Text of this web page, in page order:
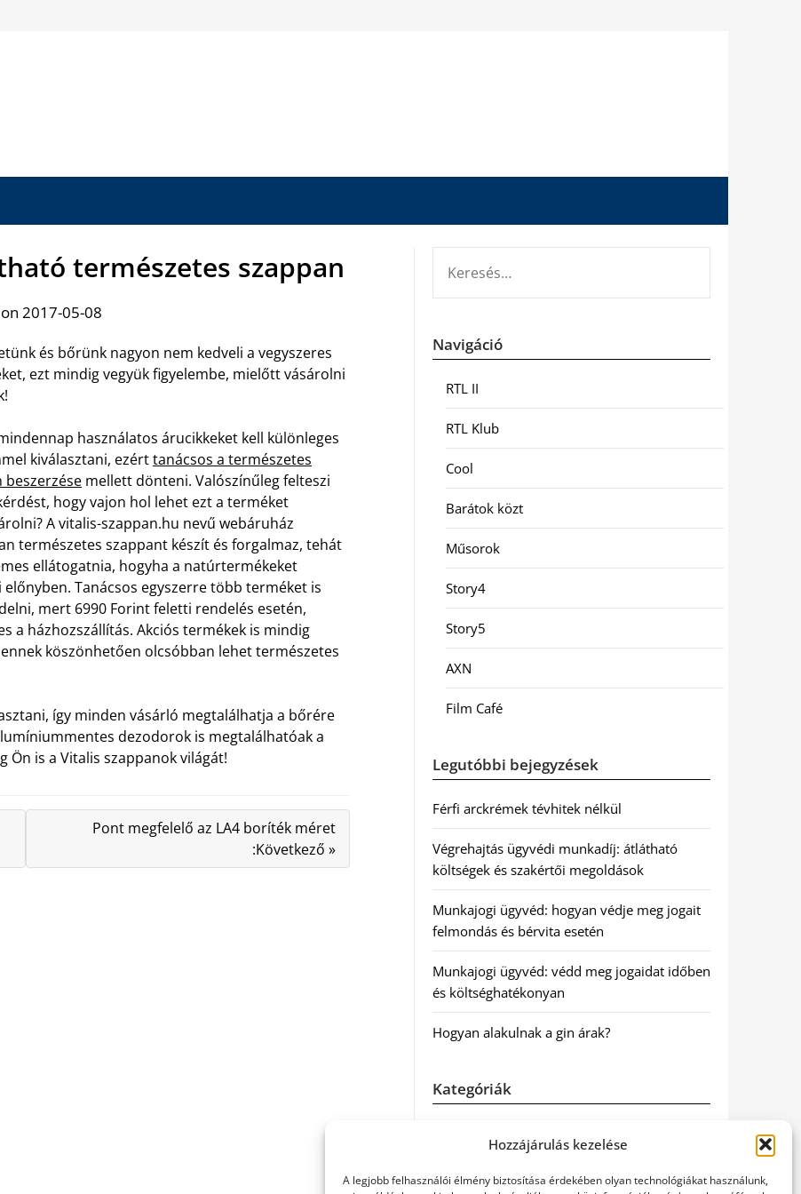
Hozzájárulás kezelése
A legjobb felhasználói élmény biztosítása érdekében olyan technológiákat használunk,
természetes szappan
2017-05-08
és bőrünk nagyon nem kedveli a vegyszeres
ezt mindig vegyük figyelembe, mielőtt vásárolni
használatos árucikkeket kell különleges
kiválasztani, ezérttanácsos a természetes
beszerzése mellett dönteni. Valószínűleg felteszi
hogy vajon hol lehet ezt a terméket
A vitalis-szappan.hu nevű webáruház
természetes szappant készít és forgalmaz, tehát
ellátogatnia, hogyha a natúrtermékeket
előnyben. Tanácsos egyszerre több terméket is
mert 6990 Forint feletti rendelés esetén,
a házhozszállítás. Akciós termékek is mindig
köszönhetően olcsóbban lehet természetes
így minden vásárló megtalálhatja a bőrére
dezodorok is megtalálhatóak a
Ön is a Vitalis szappanok világát!
Pont megfelelő az LA4 boríték méret
:Következő »
Navigáció
RTL II
RTL Klub
Cool
Barátok közt
Műsorok
Story4
Story5
AXN
Film Café
Legutóbbi bejegyzések
Férfi arckrémek tévhitek nélkül
Végrehajtás ügyvédi munkadíj: átlátható
költségek és szakértői megoldások
Munkajogi ügyvéd: hogyan védje meg jogait
felmondás és bérvita esetén
Munkajogi ügyvéd: védd meg jogaidat időben
és költséghatékonyan
Hogyan alakulnak a gin árak?
Kategóriák
Hírek